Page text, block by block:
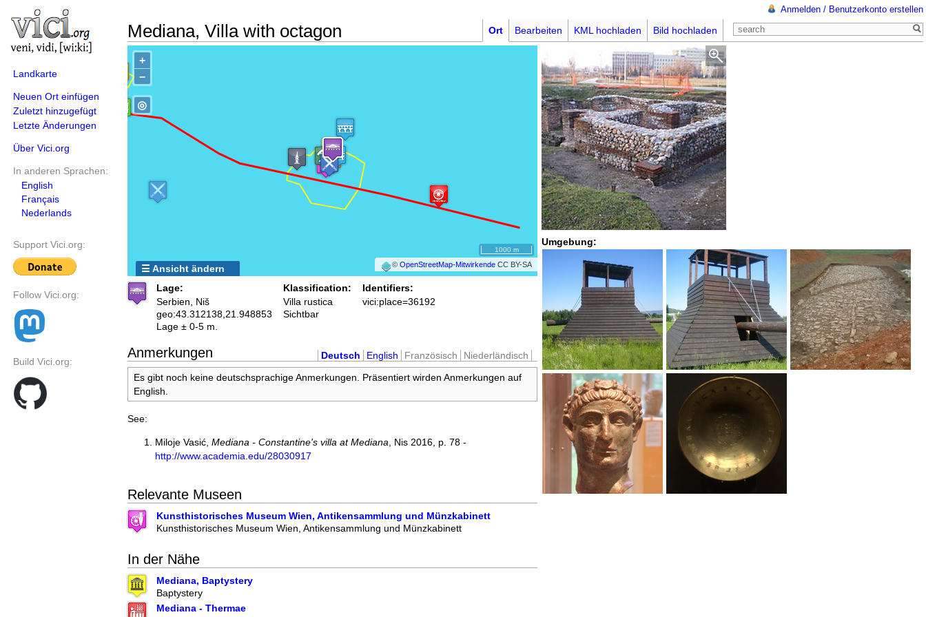
Landkarte
Neuen Ort einfügen
Zuletzt hinzugefügt
Letzte Änderungen
Über Vici.org
In anderen Sprachen:
English
Français
Nederlands
Support Vici.org:
Follow Vici.org:
Build Vici.org:
Mediana, Villa with octagon
Anmelden / Benutzerkonto erstellen
Ort Bearbeiten KML hochladen Bild hochladen
+
−
©OpenStreetMap-Mitwirkende CC BY-SA
◎
1000 m
☰ Ansicht ändern
Umgebung:
Lage:
Serbien, Niš
geo:43.312138,21.948853
Lage ± 0-5 m.
Klassification:
Villa rustica
Sichtbar
Identifiers:
vici:place=36192
Anmerkungen Deutsch English Französisch
Niederländisch
Es gibt noch keine deutschsprachige Anmerkungen. Präsentiert wirden Anmerkungen auf
English.
See:
Miloje Vasić, Mediana - Constantine's villa at Mediana , Nis 2016, p. 78 -
http://www.academia.edu/28030917
Relevante Museen
Kunsthistorisches Museum Wien, Antikensammlung und Münzkabinett
Kunsthistorisches Museum Wien, Antikensammlung und Münzkabinett
In der Nähe
Mediana, Baptystery
Baptystery
Mediana - Thermae